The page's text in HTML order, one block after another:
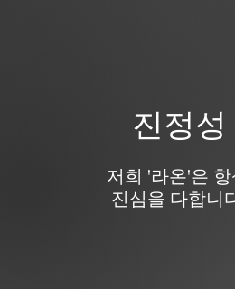
진정성
저희 '라온'은
진심을 ​다합니